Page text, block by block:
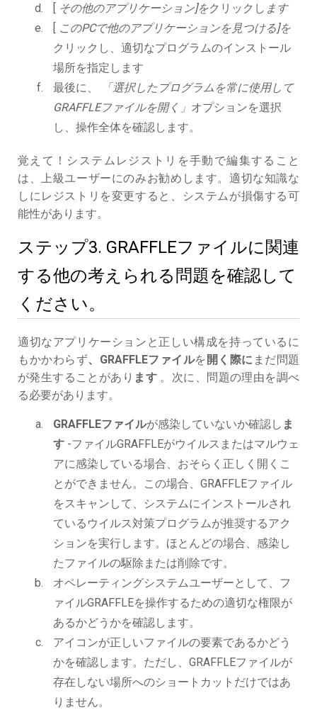
[ その他のアプリケーション]をクリックし ます
[ このPCで他のアプリケーションを見つける]を
クリックし、適切なプログラムのインストール
場所を指定します
最後に、
「選択したプログラムを常に使用して
GRAFFLEファイルを開く」 オプションを選択
し、操作全体を確認します。
覚えて！システムレジストリを手動で編集すること
は、上級ユーザーにのみお勧めします。適切な知識な
しにレジストリを変更すると、システムが損傷する可
能性があります。
ステップ3. GRAFFLEファイルに関連
する他の考えられる問題を確認して
ください。
適切なアプリケーションと正しい構成を持っているに
もかかわらず、GRAFFLEファイルを 開く際に まだ問題
が発生することがあり ます 。次に、問題の理由を調べ
る必要があります。
GRAFFLEファイルが感染していないか確認し ま
す -ファイルGRAFFLEがウイルスまたはマルウェ
アに感染している場合、おそらく正しく開くこ
とができません。この場合、GRAFFLEファイル
をスキャンして、システムにインストールされ
ているウイルス対策プログラムが推奨するアク
ションを実行します。ほとんどの場合、感染し
たファイルの駆除または削除です。
オペレーティングシステムユーザーとして、フ
ァイルGRAFFLEを操作するための適切な権限が
あるかどうかを確認します。
アイコンが正しいファイルの要素であるかどう
かを確認します。ただし、GRAFFLEファイルが
存在しない場所へのショートカットだけではあ
りません。